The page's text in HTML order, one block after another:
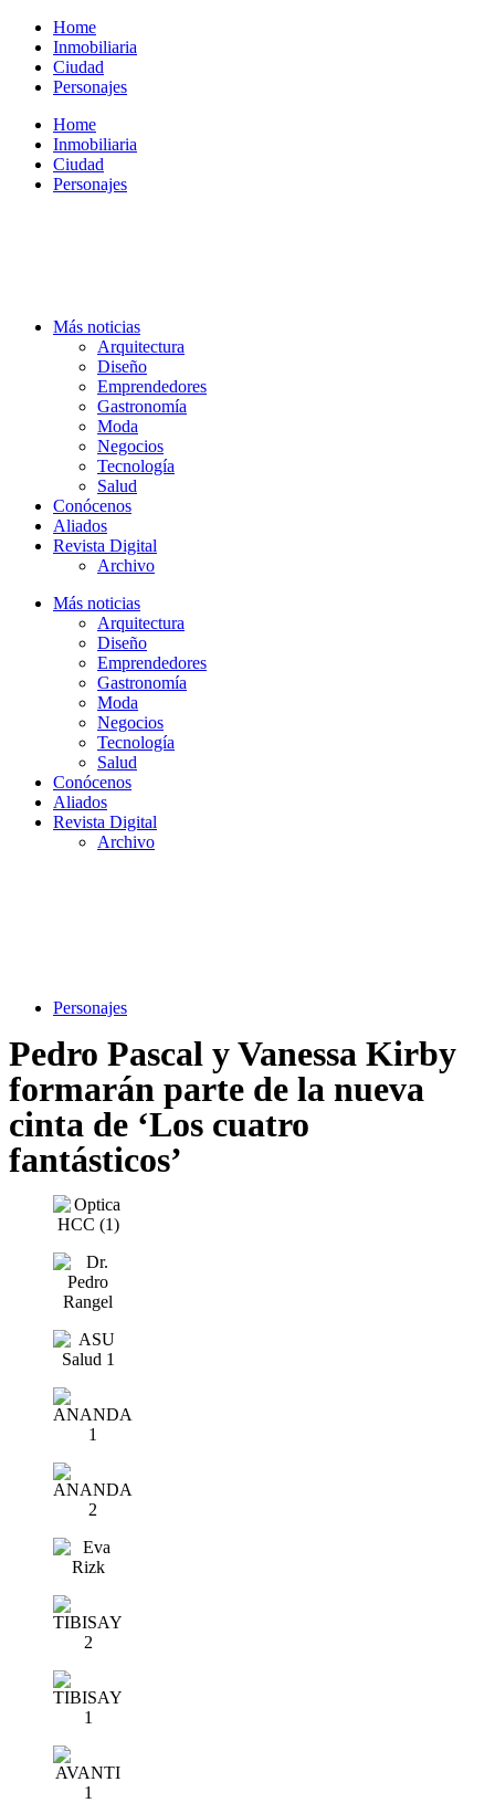
contenido
Home
Inmobiliaria
Ciudad
Personajes
Home
Inmobiliaria
Ciudad
Personajes
Más noticias
Arquitectura
Diseño
Emprendedores
Gastronomía
Moda
Negocios
Tecnología
Salud
Conócenos
Aliados
Revista Digital
Archivo
Más noticias
Arquitectura
Diseño
Emprendedores
Gastronomía
Moda
Negocios
Tecnología
Salud
Conócenos
Aliados
Revista Digital
Archivo
Personajes
Pedro Pascal y Vanessa Kirby
formarán parte de la nueva
cinta de ‘Los cuatro
fantásticos’